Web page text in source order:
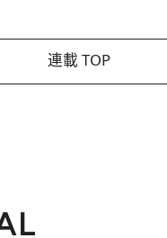
連載 TOP